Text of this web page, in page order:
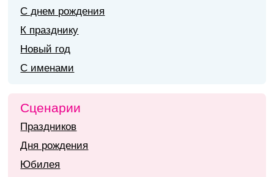
С днем рождения
К празднику
Новый год
С именами
Сценарии
Праздников
Дня рождения
Юбилея